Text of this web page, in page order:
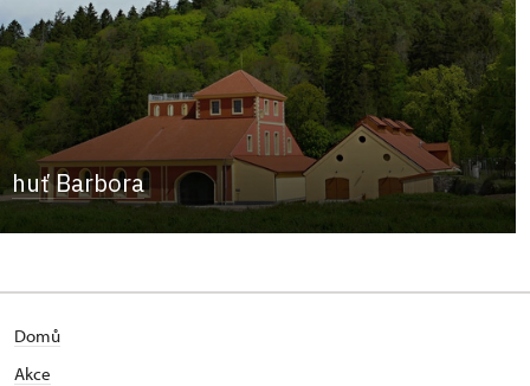
huť Barbora
Domů
Akce